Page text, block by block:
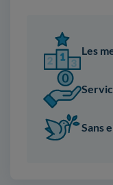
Les
Sans